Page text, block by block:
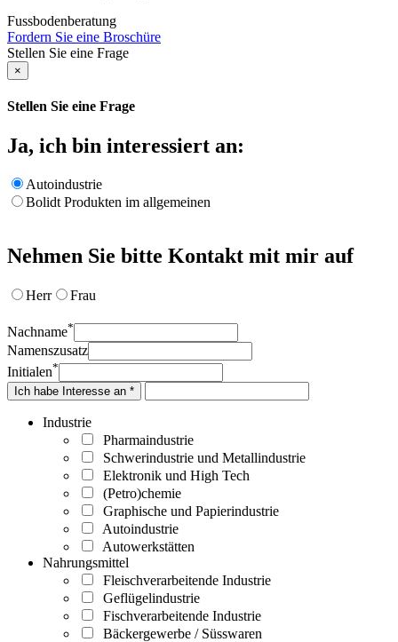
Fussbodenberatung
Fordern Sie eine Broschüre
Stellen Sie eine Frage
×
Stellen Sie eine Frage
Ja, ich bin interessiert an:
Autoindustrie
Bolidt Produkten im allgemeinen
Nehmen Sie bitte Kontakt mit mir auf
Herr Frau
Nachname*
Namenszusatz
Initialen*
Ich habe Interesse an *
Industrie
Pharmaindustrie
Schwerindustrie und Metallindustrie
Elektronik und High Tech
(Petro)chemie
Graphische und Papierindustrie
Autoindustrie
Autowerkstätten
Nahrungsmittel
Fleischverarbeitende Industrie
Geflügelindustrie
Fischverarbeitende Industrie
Bäckergewerbe / Süsswaren